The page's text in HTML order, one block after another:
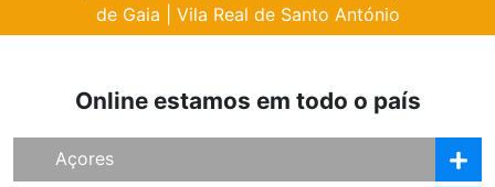
de Gaia
Vila Real de Santo António
Online estamos em todo o país
Açores